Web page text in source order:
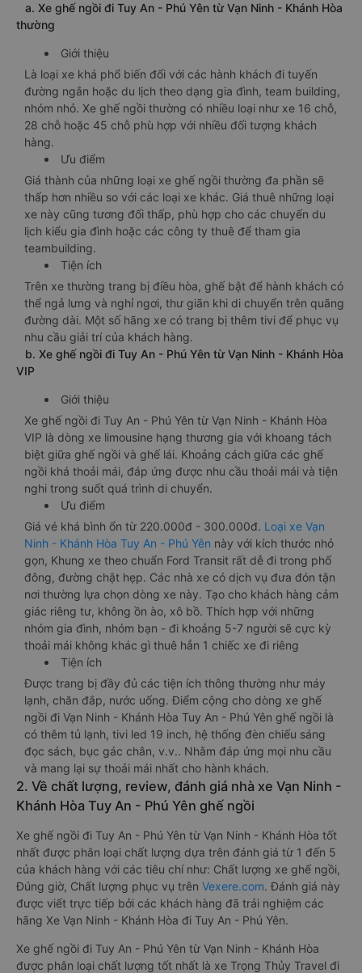
a. Xe ghế ngồi đi Tuy An - Phú Yên từ Vạn Ninh - Khánh Hòa
thường
Giới thiệu
Là loại xe khá phổ biến đối với các hành khách đi tuyến
đường ngắn hoặc du lịch theo dạng gia đình, team building,
nhóm nhỏ. Xe ghế ngồi thường có nhiều loại như xe 16 chỗ,
28 chỗ hoặc 45 chỗ phù hợp với nhiều đối tượng khách
hàng.
Ưu điểm
Giá thành của những loại xe ghế ngồi thường đa phần sẽ
thấp hơn nhiều so với các loại xe khác. Giá thuê những loại
xe này cũng tương đối thấp, phù hợp cho các chuyến du
lịch kiểu gia đình hoặc các công ty thuê để tham gia
teambuilding.
Tiện ích
Trên xe thường trang bị điều hòa, ghế bật để hành khách có
thể ngả lưng và nghỉ ngơi, thư giãn khi di chuyển trên quãng
đường dài. Một số hãng xe có trang bị thêm tivi để phục vụ
nhu cầu giải trí của khách hàng.
b. Xe ghế ngồi đi Tuy An - Phú Yên từ Vạn Ninh - Khánh Hòa
VIP
Giới thiệu
Xe ghế ngồi đi Tuy An - Phú Yên từ Vạn Ninh - Khánh Hòa
VIP là dòng xe limousine hạng thương gia với khoang tách
biệt giữa ghế ngồi và ghế lái. Khoảng cách giữa các ghế
ngồi khá thoải mái, đáp ứng được nhu cầu thoải mái và tiện
nghi trong suốt quá trình di chuyển.
Ưu điểm
Giá vé khá bình ổn từ 220.000đ - 300.000đ. Loại xe Vạn
Ninh - Khánh Hòa Tuy An - Phú Yên này với kích thước nhỏ
gọn, Khung xe theo chuẩn Ford Transit rất dễ đi trong phố
đông, đường chật hẹp. Các nhà xe có dịch vụ đưa đón tận
nơi thường lựa chọn dòng xe này. Tạo cho khách hàng cảm
giác riêng tư, không ồn ào, xô bồ. Thích hợp với những
nhóm gia đình, nhóm bạn - đi khoảng 5-7 người sẽ cực kỳ
thoải mái không khác gì thuê hẳn 1 chiếc xe đi riêng
Tiện ích
Được trang bị đầy đủ các tiện ích thông thường như máy
lạnh, chăn đắp, nước uống. Điểm cộng cho dòng xe ghế
ngồi đi Vạn Ninh - Khánh Hòa Tuy An - Phú Yên ghế ngồi là
có thêm tủ lạnh, tivi led 19 inch, hệ thống đèn chiếu sáng
đọc sách, bục gác chân, v.v.. Nhằm đáp ứng mọi nhu cầu
và mang lại sự thoải mái nhất cho hành khách.
2. Về chất lượng, review, đánh giá nhà xe Vạn Ninh -
Khánh Hòa Tuy An - Phú Yên ghế ngồi
Xe ghế ngồi đi Tuy An - Phú Yên từ Vạn Ninh - Khánh Hòa tốt
nhất được phân loại chất lượng dựa trên đánh giá từ 1 đến 5
của khách hàng với các tiêu chí như: Chất lượng xe ghế ngồi,
Đúng giờ, Chất lượng phục vụ trên Vexere.com. Đánh giá này
được viết trực tiếp bởi các khách hàng đã trải nghiệm các
hãng Xe Vạn Ninh - Khánh Hòa đi Tuy An - Phú Yên.
Xe ghế ngồi đi Tuy An - Phú Yên từ Vạn Ninh - Khánh Hòa
được phân loại chất lượng tốt nhất là xe Trọng Thủy Travel đi